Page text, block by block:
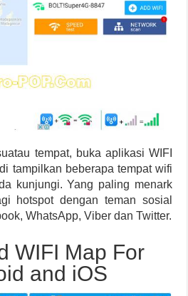
tempat, buka aplikasi WIFI
tampilkan beberapa tempat wifi
kunjungi. Yang paling menark
hotspot dengan teman sosial
WhatsApp, Viber dan Twitter.
WIFI Map For
and iOS